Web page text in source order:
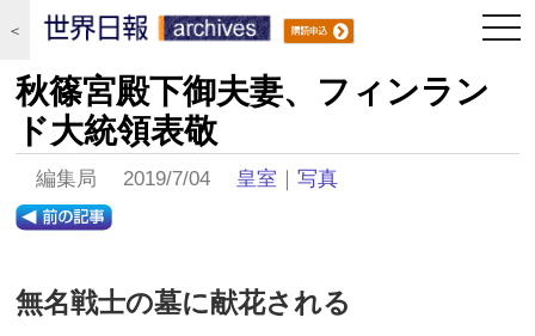
＜
秋篠宮殿下御夫妻、フィンラン
ド大統領表敬
編集局 2019/7/04 皇室 ｜写真
無名戦士の墓に献花される